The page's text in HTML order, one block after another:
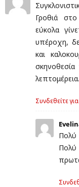
Γροθιά
εύκολα
υπέροχη,
και
Συνδεθείτε
Πολύ